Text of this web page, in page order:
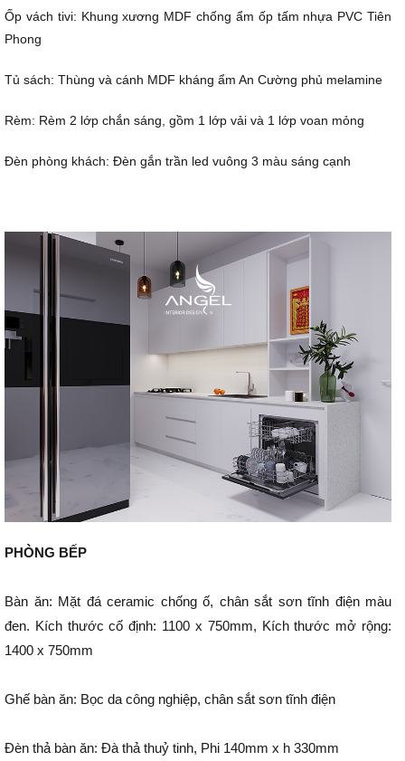
Ốp vách tivi: Khung xương MDF chống ẩm ốp tấm nhựa PVC Tiên
Phong
Tủ sách: Thùng và cánh MDF kháng ẩm An Cường phủ melamine
Rèm: Rèm 2 lớp chắn sáng, gồm 1 lớp vải và 1 lớp voan mỏng
Đèn phòng khách: Đèn gắn trần led vuông 3 màu sáng cạnh
PHÒNG BẾP
Bàn ăn: Mặt đá ceramic chống ố, chân sắt sơn tĩnh điện màu
đen. Kích thước cố định: 1100 x 750mm, Kích thước mở rộng:
1400 x 750mm
Ghế bàn ăn: Bọc da công nghiệp, chân sắt sơn tĩnh điện
Đèn thả bàn ăn: Đà thả thuỷ tinh, Phi 140mm x h 330mm